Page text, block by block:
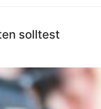
solltest